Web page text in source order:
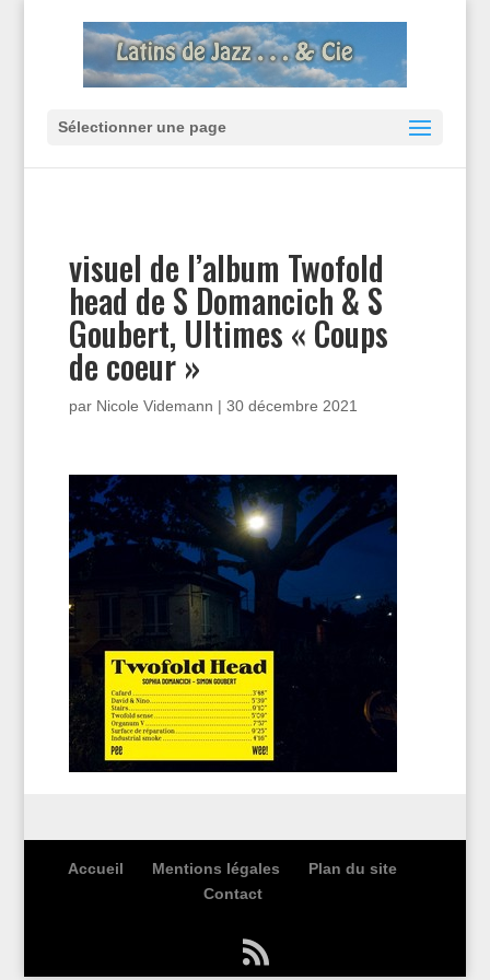
Sélectionner une page
visuel de l’album Twofold
head de S Domancich & S
Goubert, Ultimes « Coups
de coeur »
par Nicole Videmann | 30 décembre 2021
Accueil Mentions légales
Plan du site
Contact